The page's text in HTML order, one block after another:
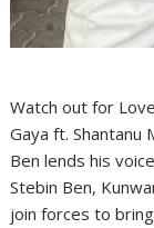
Watch out for
Gaya ft. Shantanu
Ben lends his
Stebin Ben,
join forces to